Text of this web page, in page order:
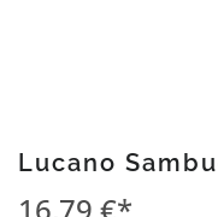
Lucano